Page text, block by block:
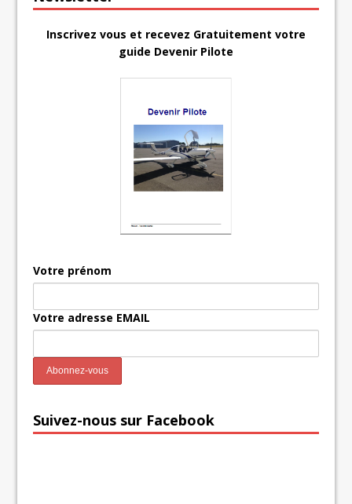
Inscrivez vous et recevez Gratuitement votre
guide Devenir Pilote
Votre prénom
Votre adresse EMAIL
Suivez-nous sur Facebook